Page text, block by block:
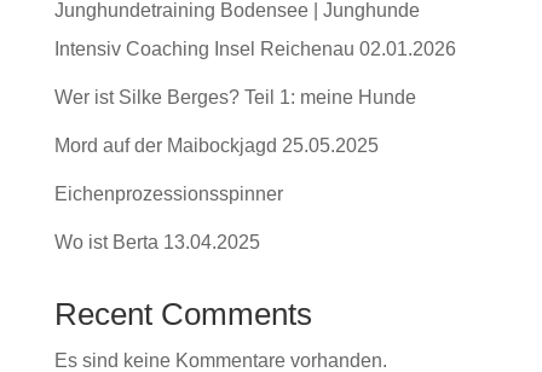
Junghundetraining Bodensee | Junghunde
Intensiv Coaching Insel Reichenau 02.01.2026
Wer ist Silke Berges? Teil 1: meine Hunde
Mord auf der Maibockjagd 25.05.2025
Eichenprozessionsspinner
Wo ist Berta 13.04.2025
Recent Comments
Es sind keine Kommentare vorhanden.